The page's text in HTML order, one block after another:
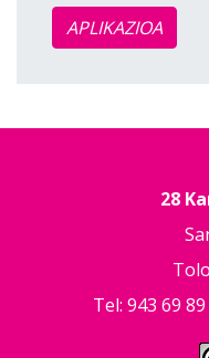
APLIKAZIOA
28
Tel: 943 69